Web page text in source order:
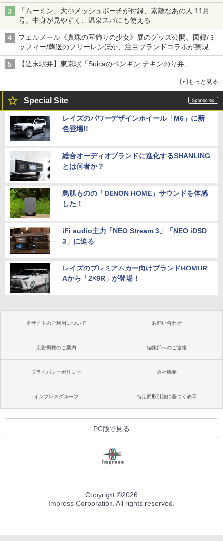
「ムーミン」大小メッシュポーチが付録、素敵なあの人 11月
号。中身が見やすく、温泉スパにも使える
フェルメール《真珠の耳飾りの少女》展のグッズ公開。図録/ミ
ッフィー/葬送のフリーレンほか、注目ブランドコラボが実現
【週末駅弁】東京駅「Suicaのペンギン チキンのり弁」
もっと見る
Special Site
レイズのパワーデザインホイール「M6」に新
色登場!!
総合オーディオブランドに進化するSHANLING
とは何者か？
鳥肌ものの「DENON HOME」サウンドを体感
した！
iFi audio主力「NEO Stream 3」「NEO iDSD
3」に迫る
レイズのプレミアムカー向けブランドHOMUR
Aから「2×9R」が登場！
本サイトのご利用について お問い合わせ
広告掲載のご案内 編集部へのご連絡
プライバシーポリシー 会社概要
インプレスグループ 特定商取引法に基づく表示
PC版で見る
Copyright ©2026
Impress Corporation. All rights reserved.